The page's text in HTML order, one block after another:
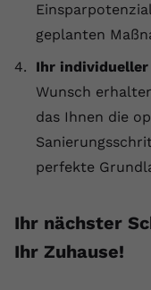
geplanten
Ihr individueller
Wunsch
das Ihnen die
perfekte
Ihr nächster
Ihr Zuhause!
Zweck